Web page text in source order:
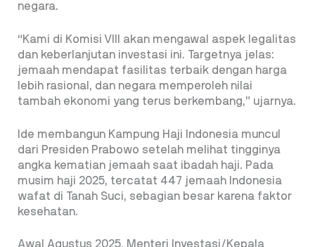
negara.
“Kami di Komisi VIII akan mengawal aspek legalitas
dan keberlanjutan investasi ini. Targetnya jelas:
jemaah mendapat fasilitas terbaik dengan harga
lebih rasional, dan negara memperoleh nilai
tambah ekonomi yang terus berkembang,” ujarnya.
Ide membangun Kampung Haji Indonesia muncul
dari Presiden Prabowo setelah melihat tingginya
angka kematian jemaah saat ibadah haji. Pada
musim haji 2025, tercatat 447 jemaah Indonesia
wafat di Tanah Suci, sebagian besar karena faktor
kesehatan.
Awal Agustus 2025, Menteri Investasi/Kepala